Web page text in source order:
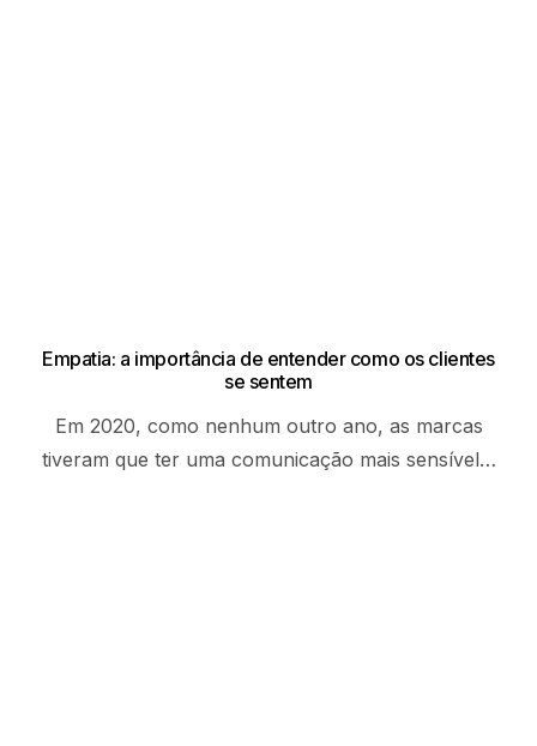
Empatia: a importância de entender como os clientes
se sentem
Em 2020, como nenhum outro ano, as marcas
tiveram que ter uma comunicação mais sensível…